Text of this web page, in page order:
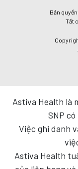
Bản
Tất
Astiva Health là
SNP
Việc ghi danh
Astiva Health